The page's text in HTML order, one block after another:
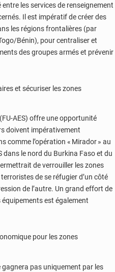
les services de renseignement
Il est impératif de créer des
les régions frontalières (par
Bénin), pour centraliser et
des groupes armés et prévenir
et sécuriser les zones
AES) offre une opportunité
doivent impérativement
comme l’opération « Mirador » au
dans le nord du Burkina Faso et du
de verrouiller les zones
de se réfugier d’un côté
de l’autre. Un grand effort de
est également
pour les zones
pas uniquement par les